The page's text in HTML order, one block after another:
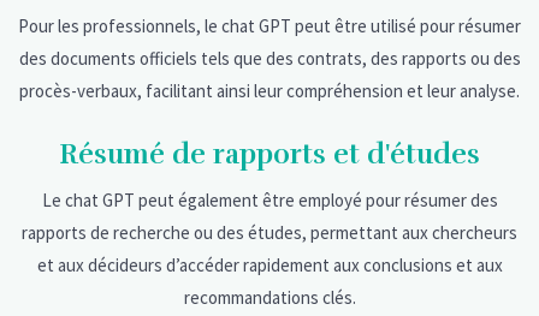
Pour les professionnels, le chat GPT peut être utilisé pour résumer
des documents officiels tels que des contrats, des rapports ou des
procès-verbaux, facilitant ainsi leur compréhension et leur analyse.
Résumé de rapports et d'études
Le chat GPT peut également être employé pour résumer des
rapports de recherche ou des études, permettant aux chercheurs
et aux décideurs d’accéder rapidement aux conclusions et aux
recommandations clés.